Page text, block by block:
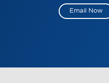
Email Now